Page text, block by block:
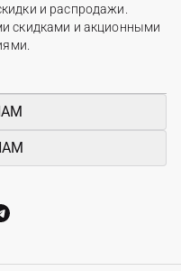
и распродажи.
скидками и акционными